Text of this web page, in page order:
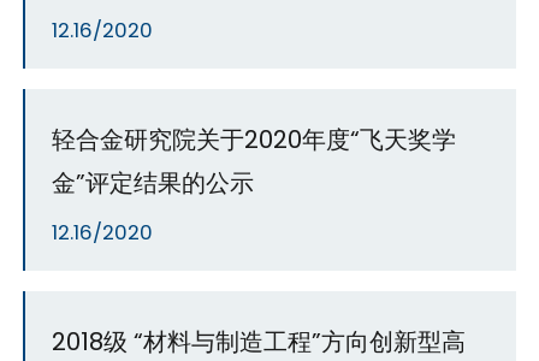
12.16/2020
轻合金研究院关于2020年度“飞天奖学
金”评定结果的公示
12.16/2020
2018级 “材料与制造工程”方向创新型高